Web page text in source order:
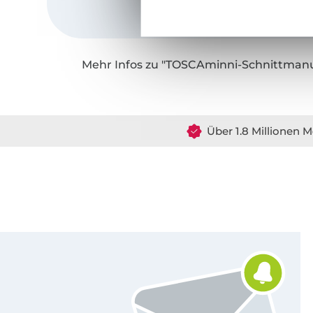
Mehr Infos zu "TOSCAminni-
Über 1.8 Millionen